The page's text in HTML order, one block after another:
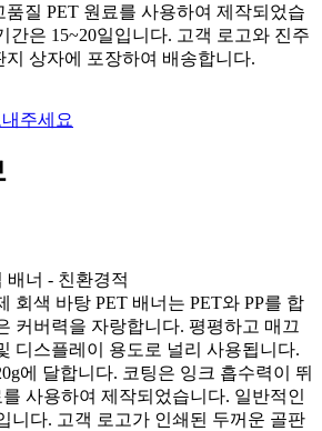
품질 PET 원료를 사용하여 제작되었습
간은 15~20일입니다. 고객 로고와 진주
상자에 포장하여 배송합니다.
주세요
배너 - 친환경적
회색 바탕 PET 배너는 PET와 PP를 합
커버력을 자랑합니다. 평평하고 매끄
디스플레이 용도로 널리 사용됩니다.
에 달합니다. 코팅은 잉크 흡수력이 뛰
사용하여 제작되었습니다. 일반적인
니다. 고객 로고가 인쇄된 두꺼운 골판